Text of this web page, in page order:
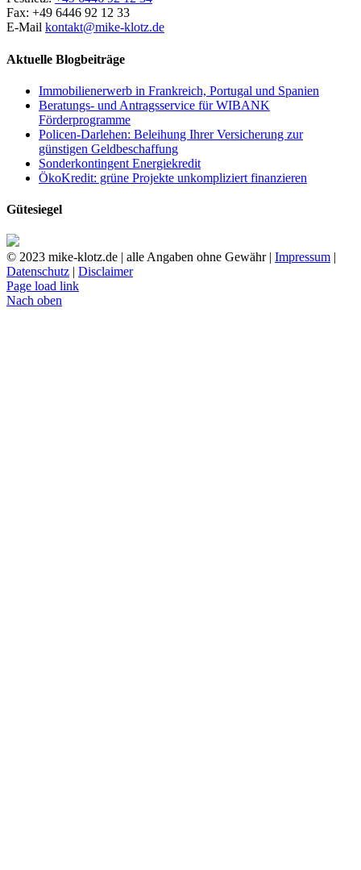
Fax: +49 6446 92 12 33
E-Mail kontakt@mike-klotz.de
Aktuelle Blogbeiträge
Immobilienerwerb in Frankreich, Portugal und Spanien
Beratungs- und Antragsservice für WIBANK
Förderprogramme
Policen-Darlehen: Beleihung Ihrer Versicherung zur
günstigen Geldbeschaffung
Sonderkontingent Energiekredit
ÖkoKredit: grüne Projekte unkompliziert finanzieren
Gütesiegel
© 2023 mike-klotz.de | alle Angaben ohne Gewähr | Impressum |
Datenschutz | Disclaimer
Page load link
Nach oben